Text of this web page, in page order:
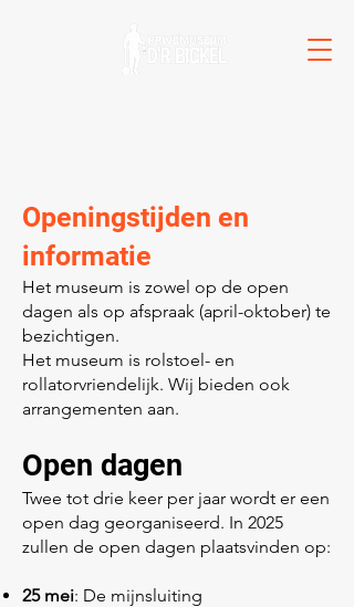
Openingstijden en
informatie
Het museum is zowel op de open
dagen als op afspraak (april-oktober) te
bezichtigen.
Het museum is rolstoel- en
rollatorvriendelijk. Wij bieden ook
arrangementen aan.
Open dagen
Twee tot drie keer per jaar wordt er een
open dag georganiseerd. In 2025
zullen de open dagen plaatsvinden op:
25 mei: De mijnsluiting